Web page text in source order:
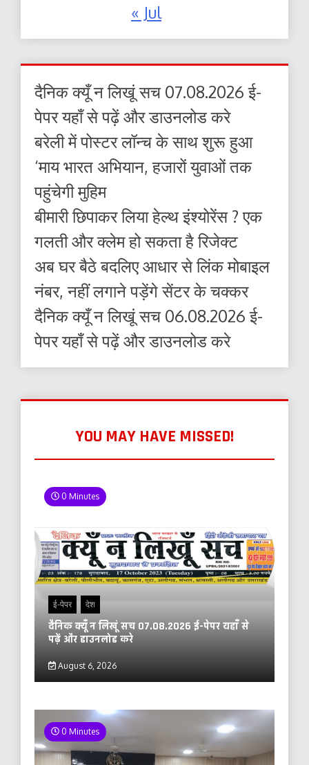
« Jul
दैनिक क्यूँ न लिखूं सच 07.08.2026 ई-
पेपर यहाँ से पढ़ें और डाउनलोड करे
बरेली में पोस्टर लॉन्च के साथ शुरू हुआ
‘माय भारत अभियान, हजारों युवाओं तक
पहुंचेगी मुहिम
बीमारी छिपाकर लिया हेल्थ इंश्योरेंस ? एक
गलती और क्लेम हो सकता है रिजेक्ट
अब घर बैठे बदलिए आधार से लिंक मोबाइल
नंबर, नहीं लगाने पड़ेंगे सेंटर के चक्कर
दैनिक क्यूँ न लिखूं सच 06.08.2026 ई-
पेपर यहाँ से पढ़ें और डाउनलोड करे
YOU MAY HAVE MISSED!
0 Minutes
ई-पेपर देश
दैनिक क्यूँ न लिखूं सच 07.08.2026 ई-पेपर यहाँ से
पढ़ें और डाउनलोड करे
August 6, 2026
0 Minutes